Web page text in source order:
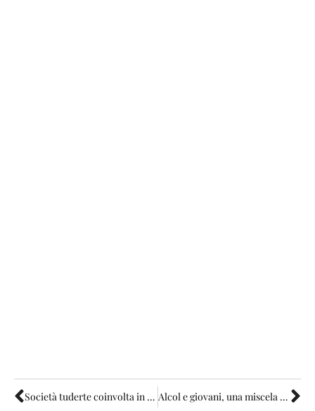
Società tuderte coinvolta in furto di maiali Alcol e giovani, una miscela esplosiva